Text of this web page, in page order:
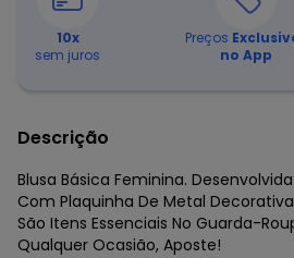
10x
sem juros
Preços
no App
Descrição
Blusa Básica Feminina.
Com Plaquinha De Metal Decorativa
São Itens Essenciais No Guarda-
Qualquer Ocasião, Aposte!